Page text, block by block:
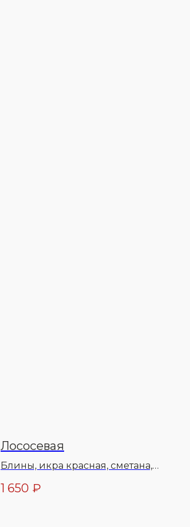
Лососевая
Блины, икра красная, сметана,
1 650 ₽